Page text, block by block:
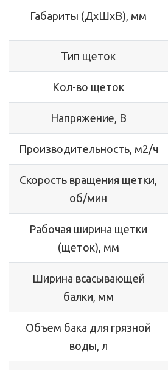
Габариты (ДхШхВ), мм
Тип щеток
Кол-во щеток
Напряжение, В
Производительность, м2/ч
Скорость вращения щетки,
об/мин
Рабочая ширина щетки
(щеток), мм
Ширина всасывающей
балки, мм
Объем бака для грязной
воды, л